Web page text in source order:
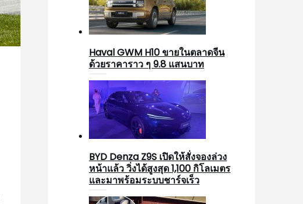
Haval GWM H10 ขายในตลาดจีน
ด้วยราคาราว ๆ 9.8 แสนบาท
BYD Denza Z9S เปิดให้สั่งจองล่วง
หน้าแล้ว วิ่งได้สูงสุด 1,100 กิโลเมตร
และมาพร้อมระบบชาร์จเร็ว